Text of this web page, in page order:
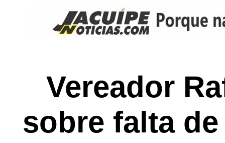
Vereador
sobre falta